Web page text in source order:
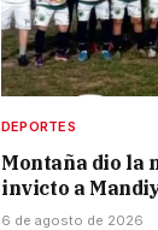
DEPORTES
Montaña dio la
invicto a
6 de agosto de 2026